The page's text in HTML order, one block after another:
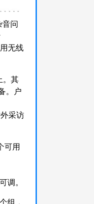
问
无线
。其
。户
采访
可用
调。
组，